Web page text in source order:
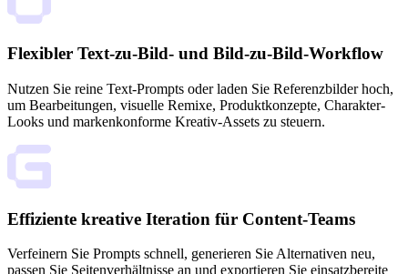
Flexibler Text-zu-Bild- und Bild-zu-Bild-Workflow
Nutzen Sie reine Text-Prompts oder laden Sie Referenzbilder hoch,
um Bearbeitungen, visuelle Remixe, Produktkonzepte, Charakter-
Looks und markenkonforme Kreativ-Assets zu steuern.
Effiziente kreative Iteration für Content-Teams
Verfeinern Sie Prompts schnell, generieren Sie Alternativen neu,
passen Sie Seitenverhältnisse an und exportieren Sie einsatzbereite